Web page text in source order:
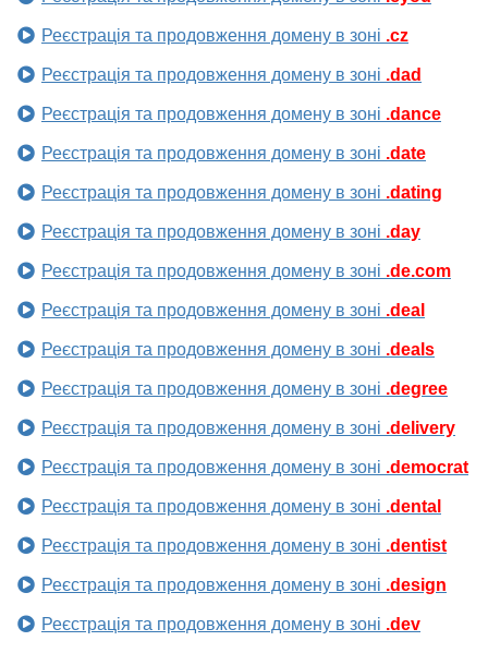
Реєстрація та продовження домену в зоні .cz
Реєстрація та продовження домену в зоні .dad
Реєстрація та продовження домену в зоні .dance
Реєстрація та продовження домену в зоні .date
Реєстрація та продовження домену в зоні .dating
Реєстрація та продовження домену в зоні .day
Реєстрація та продовження домену в зоні .de.com
Реєстрація та продовження домену в зоні .deal
Реєстрація та продовження домену в зоні .deals
Реєстрація та продовження домену в зоні .degree
Реєстрація та продовження домену в зоні .delivery
Реєстрація та продовження домену в зоні .democrat
Реєстрація та продовження домену в зоні .dental
Реєстрація та продовження домену в зоні .dentist
Реєстрація та продовження домену в зоні .design
Реєстрація та продовження домену в зоні .dev